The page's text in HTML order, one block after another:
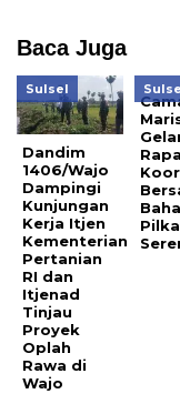
Baca Juga
Sulsel
Dandim
1406/Wajo
Dampingi
Kunjungan
Kerja Itjen
Kementerian
Pertanian
RI dan
Itjenad
Tinjau
Proyek
Oplah
Rawa di
Wajo